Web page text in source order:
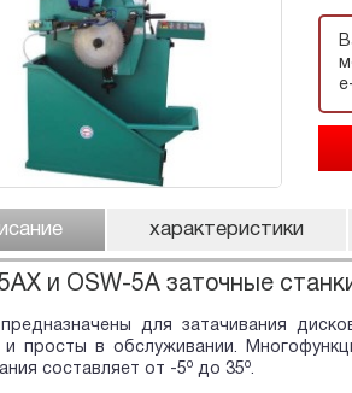
характеристики
и OSW-5A заточные
для затачивания
просты в обслуживании.
составляет от -5о до 35о.